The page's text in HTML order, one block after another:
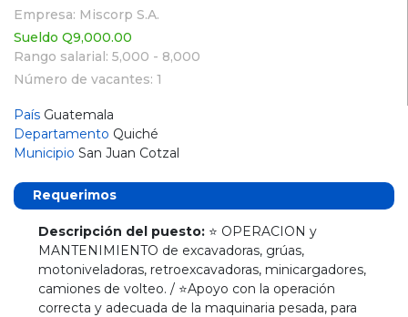
Empresa: Miscorp S.A.
Sueldo Q9,000.00
Rango salarial: 5,000 - 8,000
Número de vacantes: 1
País Guatemala
Departamento Quiché
Municipio San Juan Cotzal
Requerimos
Descripción del puesto: ⭐ OPERACION y
MANTENIMIENTO de excavadoras, grúas,
motoniveladoras, retroexcavadoras, minicargadores,
camiones de volteo. / ⭐Apoyo con la operación
correcta y adecuada de la maquinaria pesada, para